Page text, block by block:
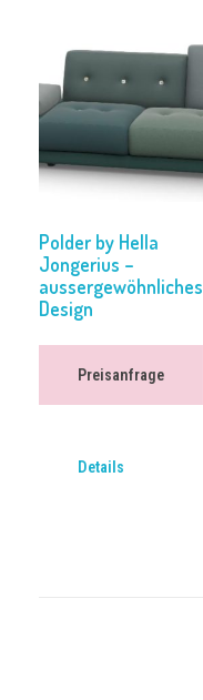
Polder by Hella
Jongerius –
aussergewöhnliches
Design
Preisanfrage
Details